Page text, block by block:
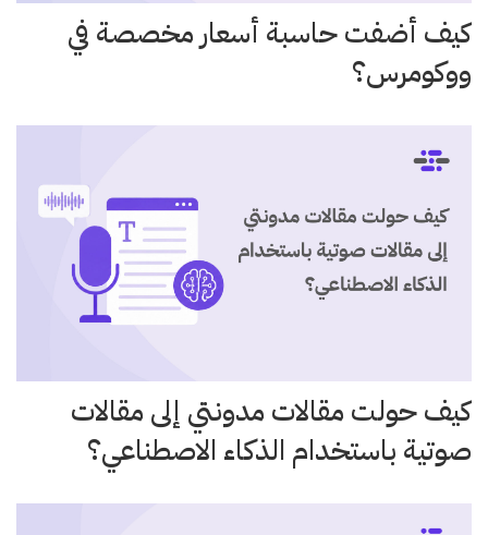
كيف أضفت حاسبة أسعار مخصصة في
ووكومرس؟
كيف حولت مقالات مدونتي إلى مقالات
صوتية باستخدام الذكاء الاصطناعي؟